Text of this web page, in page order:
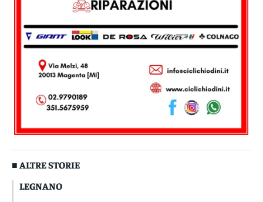
■ ALTRE STORIE
LEGNANO